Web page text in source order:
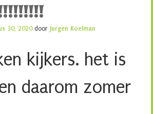
30, 2020door Jurgen Koelman
kijkers. het is
daarom zomer